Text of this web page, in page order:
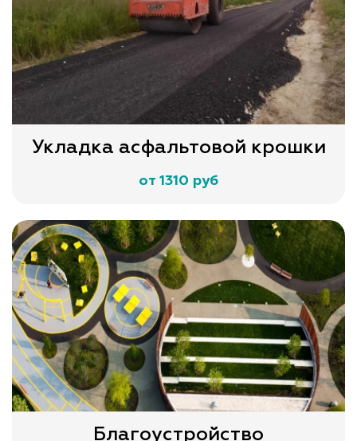
Укладка асфальтовой крошки
от 1310 руб
Благоустройство